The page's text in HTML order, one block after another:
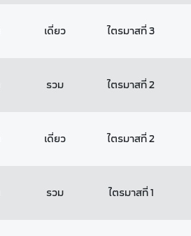
เดี่ยว ไตรมาสที่ 3
รวม ไตรมาสที่ 2
เดี่ยว ไตรมาสที่ 2
รวม ไตรมาสที่ 1